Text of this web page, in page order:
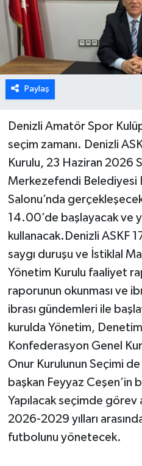
Paylaş
Denizli Amatör Spor
seçim zamanı. Denizli
Kurulu, 23 Haziran 2026
Merkezefendi Belediyesi
Salonu’nda
14.00’de başlayacak ve
kullanacak.Denizli ASKF
saygı duruşu ve İstiklal
Yönetim Kurulu faaliyet
raporunun okunması ve
ibrası gündemleri ile
kurulda Yönetim,
Konfederasyon Genel
Onur Kurulunun Seçimi
başkan Feyyaz Ceşen’in
Yapılacak seçimde
2026-2029 yılları
futbolunu yönetecek.